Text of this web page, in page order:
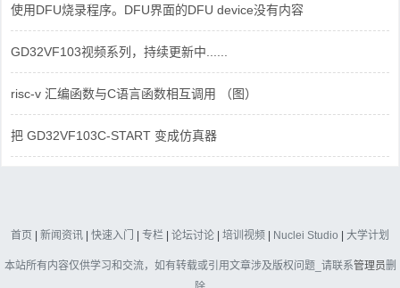
使用DFU烧录程序。DFU界面的DFU device没有内容
GD32VF103视频系列，持续更新中......
risc-v 汇编函数与C语言函数相互调用 （图）
把 GD32VF103C-START 变成仿真器
首页 | 新闻资讯 | 快速入门 | 专栏 | 论坛讨论 | 培训视频 | Nuclei Studio | 大学计划
本站所有内容仅供学习和交流，如有转载或引用文章涉及版权问题_请联系管理员删